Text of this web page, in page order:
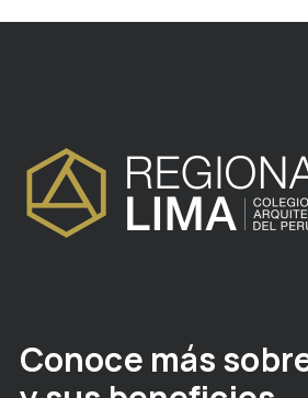
Conoce más